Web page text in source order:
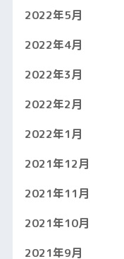
2022年5月
2022年4月
2022年3月
2022年2月
2022年1月
2021年12月
2021年11月
2021年10月
2021年9月